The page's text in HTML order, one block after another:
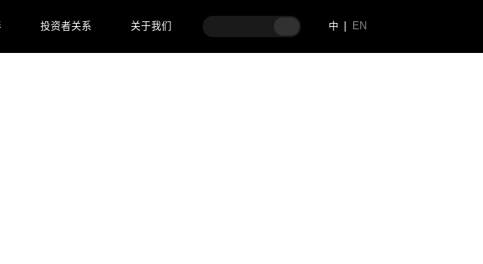
投资者关系 关于我们 中 EN